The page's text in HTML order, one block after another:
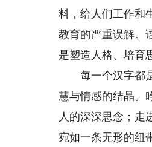
料，给人们工作和
教育的严重误解。
是塑造人格、培育
每一个汉字都是
慧与情感的结晶。
人的深深思念；
宛如一条无形的纽